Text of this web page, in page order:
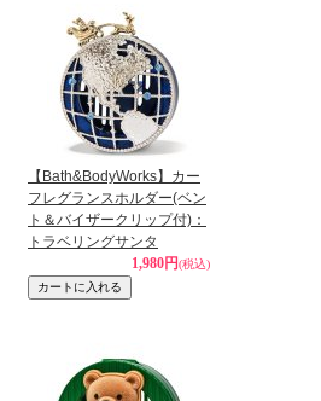
【Bath&BodyWorks】カー
フレグランスホルダー(ベン
ト＆バイザークリップ付)：
トラベリングサンタ
1,980円(税込)